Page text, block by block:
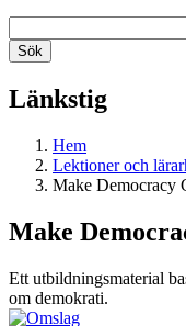
Länkstig
Hem
Lektioner och
Make Democracy
Make
Ett utbildningsmaterial
om demokrati.